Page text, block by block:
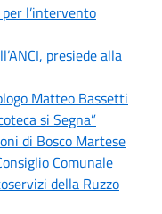
l’intervento
presiede alla
Matteo Bassetti
si Segna”
di Bosco Martese
Comunale
della Ruzzo